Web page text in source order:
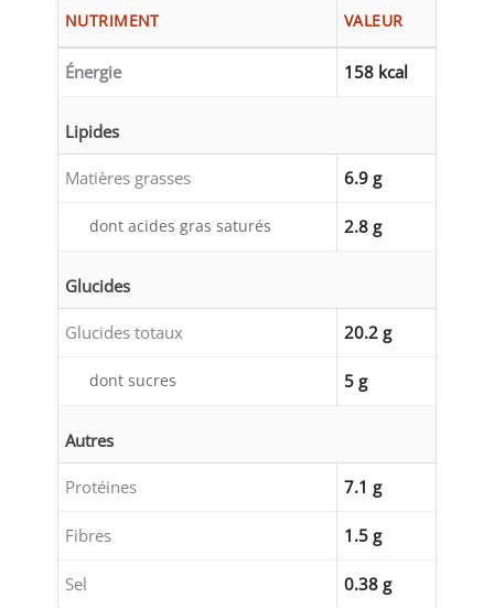
NUTRIMENT VALEUR
Énergie 158 kcal
Lipides
Matières grasses 6.9 g
dont acides gras saturés 2.8 g
Glucides
Glucides totaux 20.2 g
dont sucres 5 g
Autres
Protéines 7.1 g
Fibres 1.5 g
Sel 0.38 g